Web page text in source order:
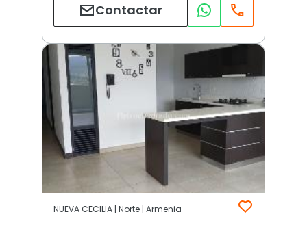
Contactar
NUEVA CECILIA | Norte | Armenia